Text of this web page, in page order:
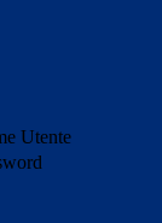
Utente